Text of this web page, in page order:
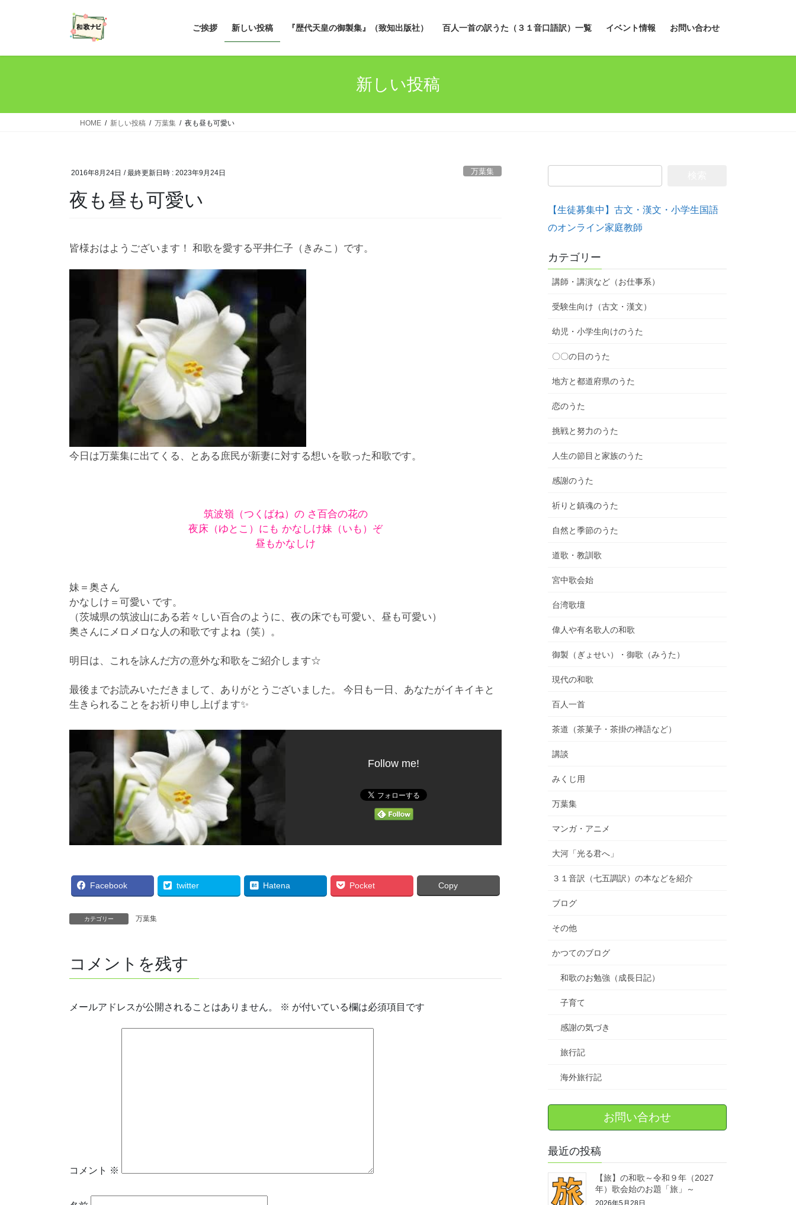
ご挨拶 新しい投稿 『歴代天皇の御製集』（致知出版社） 百人一首の訳うた（３１音口語訳）一覧 イベント情報 お問い合わせ
新しい投稿
HOME 新しい投稿 万葉集 夜も昼も可愛い
2016年8月24日 / 最終更新日時 : 2023年9月24日 万葉集
夜も昼も可愛い
皆様おはようございます！ 和歌を愛する平井仁子（きみこ）です。
今日は万葉集に出てくる、とある庶民が新妻に対する想いを歌った和歌です。
筑波嶺（つくばね）の さ百合の花の
夜床（ゆとこ）にも かなしけ妹（いも）ぞ
昼もかなしけ
妹＝奥さん
かなしけ＝可愛い です。
（茨城県の筑波山にある若々しい百合のように、夜の床でも可愛い、昼も可愛い）
奥さんにメロメロな人の和歌ですよね（笑）。
明日は、これを詠んだ方の意外な和歌をご紹介します☆
最後までお読みいただきまして、ありがとうございました。 今日も一日、あなたがイキイキと
生きられることをお祈り申し上げます✨
Follow me!
Facebook twitter Hatena Pocket Copy
カテゴリー 万葉集
コメントを残す
メールアドレスが公開されることはありません。 ※ が付いている欄は必須項目です
コメント ※
索:
【生徒募集中】古文・漢文・小学生国語
のオンライン家庭教師
カテゴリー
講師・講演など（お仕事系）
受験生向け（古文・漢文）
幼児・小学生向けのうた
〇〇の日のうた
地方と都道府県のうた
恋のうた
挑戦と努力のうた
人生の節目と家族のうた
感謝のうた
祈りと鎮魂のうた
自然と季節のうた
道歌・教訓歌
宮中歌会始
台湾歌壇
偉人や有名歌人の和歌
御製（ぎょせい）・御歌（みうた）
現代の和歌
百人一首
茶道（茶菓子・茶掛の禅語など）
講談
みくじ用
万葉集
マンガ・アニメ
大河「光る君へ」
３１音訳（七五調訳）の本などを紹介
ブログ
その他
かつてのブログ
和歌のお勉強（成長日記）
子育て
感謝の気づき
旅行記
海外旅行記
お問い合わせ
最近の投稿
【旅】の和歌～令和９年（2027
年）歌会始のお題「旅」～